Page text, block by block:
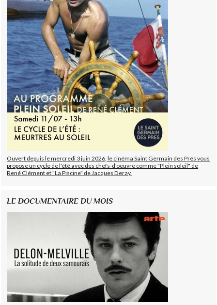
Ouvert depuis le mercredi 3 juin 2026, le cinéma Saint Germain des Prés vous
propose un cycle de l'été avec des chefs-d'oeuvre comme "Plein soleil" de
René Clément et "La Piscine" de Jacques Deray.
LE DOCUMENTAIRE DU MOIS